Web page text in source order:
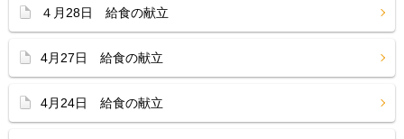
４月28日 給食の献立
4月27日 給食の献立
4月24日 給食の献立